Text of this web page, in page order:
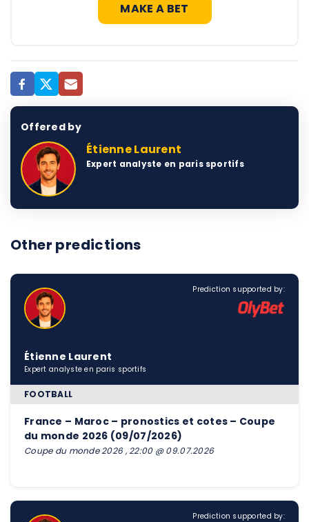
MAKE A BET
Offered by
Étienne Laurent
Expert analyste en paris sportifs
Other predictions
Prediction supported by:
Étienne Laurent
Expert analyste en paris sportifs
FOOTBALL
France – Maroc – pronostics et cotes – Coupe
du monde 2026 (09/07/2026)
Coupe du monde 2026 , 22:00 @ 09.07.2026
Prediction supported by: